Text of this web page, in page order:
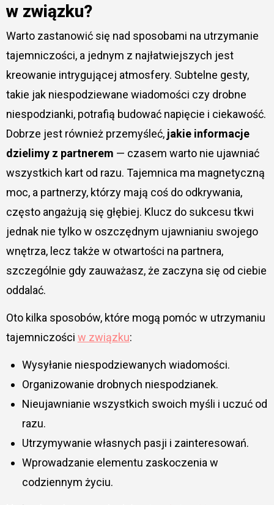
w związku?
Warto zastanowić się nad sposobami na utrzymanie
tajemniczości, a jednym z najłatwiejszych jest
kreowanie intrygującej atmosfery. Subtelne gesty,
takie jak niespodziewane wiadomości czy drobne
niespodzianki, potrafią budować napięcie i ciekawość.
Dobrze jest również przemyśleć, jakie informacje
dzielimy z partnerem — czasem warto nie ujawniać
wszystkich kart od razu. Tajemnica ma magnetyczną
moc, a partnerzy, którzy mają coś do odkrywania,
często angażują się głębiej. Klucz do sukcesu tkwi
jednak nie tylko w oszczędnym ujawnianiu swojego
wnętrza, lecz także w otwartości na partnera,
szczególnie gdy zauważasz, że zaczyna się od ciebie
oddalać.
Oto kilka sposobów, które mogą pomóc w utrzymaniu
tajemniczości w związku:
Wysyłanie niespodziewanych wiadomości.
Organizowanie drobnych niespodzianek.
Nieujawnianie wszystkich swoich myśli i uczuć od
razu.
Utrzymywanie własnych pasji i zainteresowań.
Wprowadzanie elementu zaskoczenia w
codziennym życiu.